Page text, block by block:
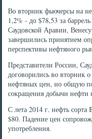
Во вторник фьючерсы на
1,2% - до $78,53 за
Саудовской Аравии,
завершились принятием
перспективы нефтяного
Представители России,
договорились во вторник
нефтяных цен, но общую
сокращения добычи нефти
С лета 2014 г. нефть сорта
$80. Падение цен
употребления.